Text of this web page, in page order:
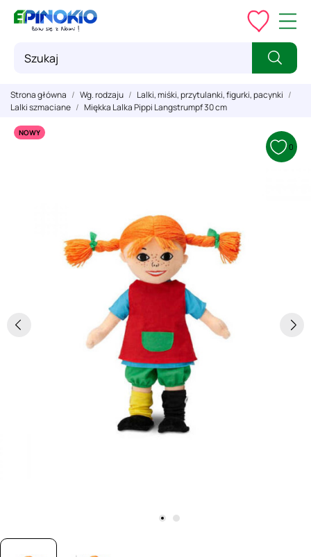
Strona główna Wg. rodzaju
Lalki, miśki, przytulanki, figurki, pacynki
Lalki szmaciane
Miękka Lalka Pippi Langstrumpf 30 cm
NOWY
0